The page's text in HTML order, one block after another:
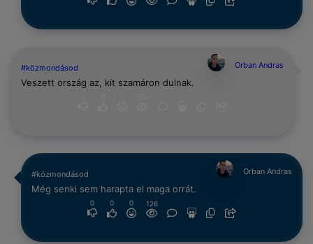
#közmondásod Orban Andras
Veszett ország az, kit szamáron dulnak.
#közmondásod Orban Andras
Még senki sem harapta el maga orrát.
0 0 0 126